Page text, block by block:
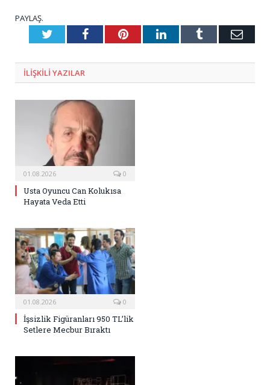
PAYLAŞ.
TwitterFacebookPinterestLinkedInTumblr E-
ILIŞKILI YAZILAR
01.08.2026 0
Usta Oyuncu Can Kolukısa
Hayata Veda Etti
01.08.2026 0
İşsizlik Figüranları 950 TL’lik
Setlere Mecbur Bıraktı